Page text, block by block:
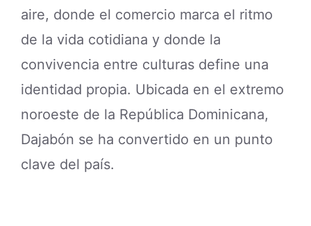
aire, donde el comercio marca el ritmo
de la vida cotidiana y donde la
convivencia entre culturas define una
identidad propia. Ubicada en el extremo
noroeste de la República Dominicana,
Dajabón se ha convertido en un punto
clave del país.